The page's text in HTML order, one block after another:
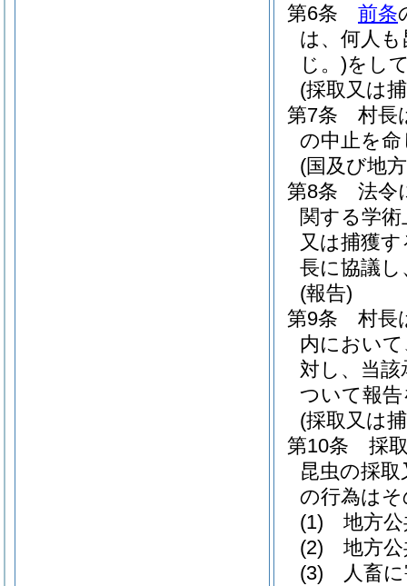
第6条
前条
は、何人
じ。)をし
(採取又は
第7条
村長
の中止を
(国及び地
第8条
法令
関する学
又は捕獲
長に協議
(報告)
第9条
村長
内におい
対し、当
ついて報
(採取又は
第10条
採
昆虫の採
の行為は
(1)
地方
(2)
地方
(3)
人畜